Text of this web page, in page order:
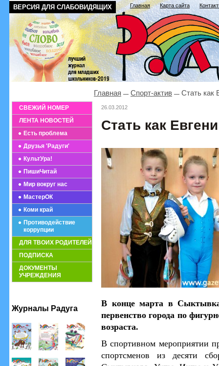
ВЕРСИЯ ДЛЯ СЛАБОВИДЯЩИХ Главная Карта сайта
СВЕЖИЙ НОМЕР
ЛЕНТА НОВОСТЕЙ
Есть проблема
Друзья 'Радуги'
КультУра!
ПишиЧитай
Мир вокруг нас
МастерОК
Коми край
Противодействие
коррупции
ДЛЯ ТВОИХ РОДИТЕЛЕЙ
ПОДПИСКА
ДОКУМЕНТЫ
УЧРЕЖДЕНИЯ
Журналы Радуга
Главная Спорт-актив Стать как
26.03.2012
Стать как
В конце марта в
первенство города по
возраста.
В спортивном мероприятии
спортсменов из десяти